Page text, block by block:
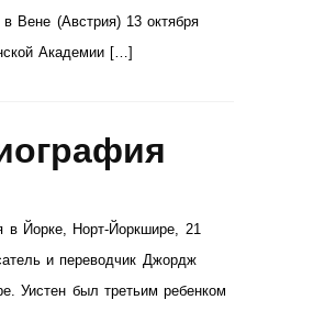
Вене (Австрия) 13 октября
Академии […]
в Йорке, Норт-Йоркшире, 21
и переводчик Джордж
Уистен был третьим ребенком